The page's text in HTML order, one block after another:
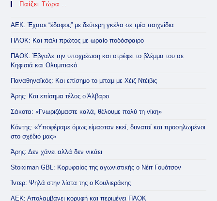
Παίζει Τώρα ..
ΑΕΚ: Έχασε “έδαφος” με δεύτερη γκέλα σε τρία παιχνίδια
ΠΑΟΚ: Και πάλι πρώτος με ωραίο ποδόσφαιρο
ΠΑΟΚ: Έβγαλε την υποχρέωση και στρέφει το βλέμμα του σε
Κηφισιά και Ολυμπιακό
Παναθηναϊκός: Και επίσημο το μπαμ με Χέιζ Ντέιβις
Άρης: Και επίσημα τέλος ο Άλβαρο
Σάκοτα: «Γνωριζόμαστε καλά, θέλουμε πολύ τη νίκη»
Κόντης: «Υποφέραμε όμως είμασταν εκεί, δυνατοί και προσηλωμένοι
στο σχέδιό μας»
Άρης: Δεν χάνει αλλά δεν νικάει
Stoiximan GBL: Κορυφαίος της αγωνιστικής ο Νέιτ Γουότσον
Ίντερ: Ψηλά στην λίστα της ο Κουλιεράκης
ΑΕΚ: Απολαμβάνει κορυφή και περιμένει ΠΑΟΚ